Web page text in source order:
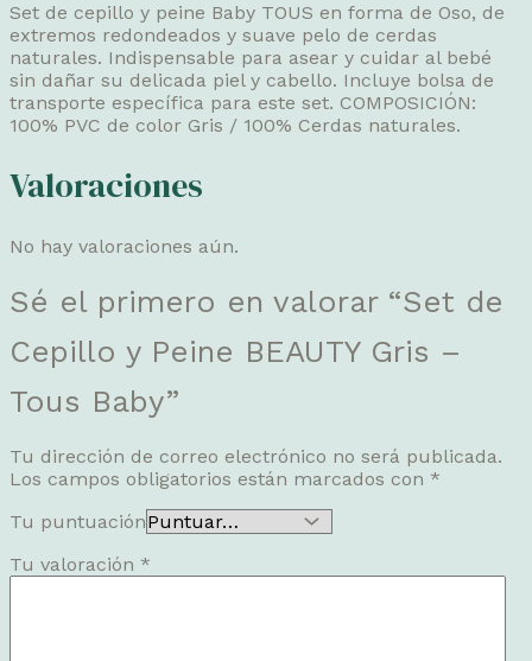
Set de cepillo y peine Baby TOUS en forma de Oso, de
extremos redondeados y suave pelo de cerdas
naturales. Indispensable para asear y cuidar al bebé
sin dañar su delicada piel y cabello. Incluye bolsa de
transporte específica para este set. COMPOSICIÓN:
100% PVC de color Gris / 100% Cerdas naturales.
Valoraciones
No hay valoraciones aún.
Sé el primero en valorar “Set de
Cepillo y Peine BEAUTY Gris –
Tous Baby”
Tu dirección de correo electrónico no será publicada.
Los campos obligatorios están marcados con *
Tu puntuación
Tu valoración *